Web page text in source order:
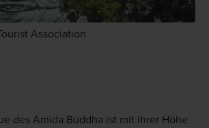
Association
des Amida Buddha ist mit ihrer Höhe